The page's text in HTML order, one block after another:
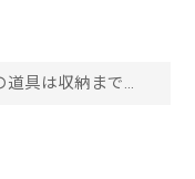
道具は収納まで機